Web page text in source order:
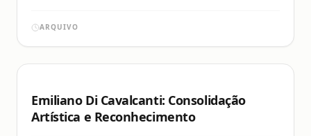
ARQUIVO
Emiliano Di Cavalcanti: Consolidação
Artística e Reconhecimento